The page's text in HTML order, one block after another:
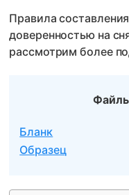
Правила
доверенностью на
рассмотрим более
Бланк
Образец